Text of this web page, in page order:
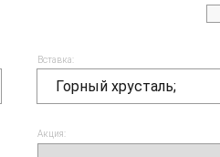
Вставка:
Горный хрусталь;
Акция: